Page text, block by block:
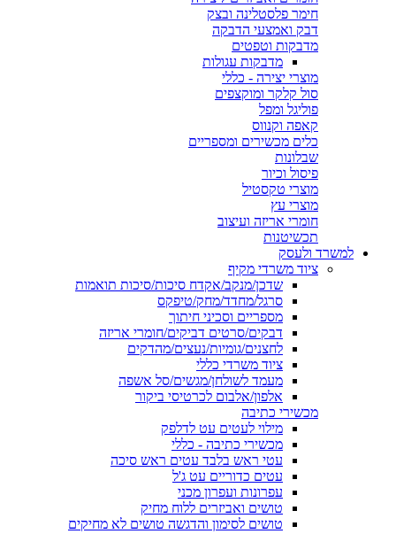
חימר פלסטלינה ובצק
דבק ואמצעי הדבקה
מדבקות וטפטים
מדבקות עגולות
מוצרי יצירה - כללי
סול קלקר ומוקצפים
פוליגל ומפל
קאפה וקנווס
כלים מכשירים ומספריים
שבלונות
פיסול וכיור
מוצרי טקסטיל
מוצרי עץ
חומרי אריזה ועיצוב
תכשיטנות
למשרד ולעסק
ציוד משרדי מקיף
שדכן/מנקב/אקדח סיכות/סיכות תואמות
סרגל/מחדד/מחק/טיפקס
מספריים וסכיני חיתוך
דבקים/סרטים דביקים/חומרי אריזה
לחצנים/גומיות/נעצים/מהדקים
ציוד משרדי כללי
מעמד לשולחן/מגשים/סל אשפה
אלפון/אלבום לכרטיסי ביקור
מכשירי כתיבה
מילוי לעטים עט לדלפק
מכשירי כתיבה - כללי
עטי ראש בלבד עטים ראש סיכה
עטים כדוריים עט ג'ל
עפרונות ועפרון מכני
טושים ואביזרים ללוח מחיק
טושים לסימון והדגשה טושים לא מחיקים